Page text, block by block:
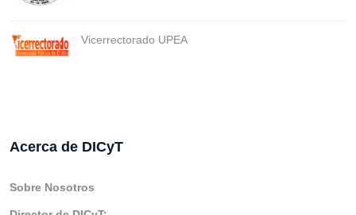
Vicerrectorado UPEA
Acerca de DICyT
Sobre Nosotros